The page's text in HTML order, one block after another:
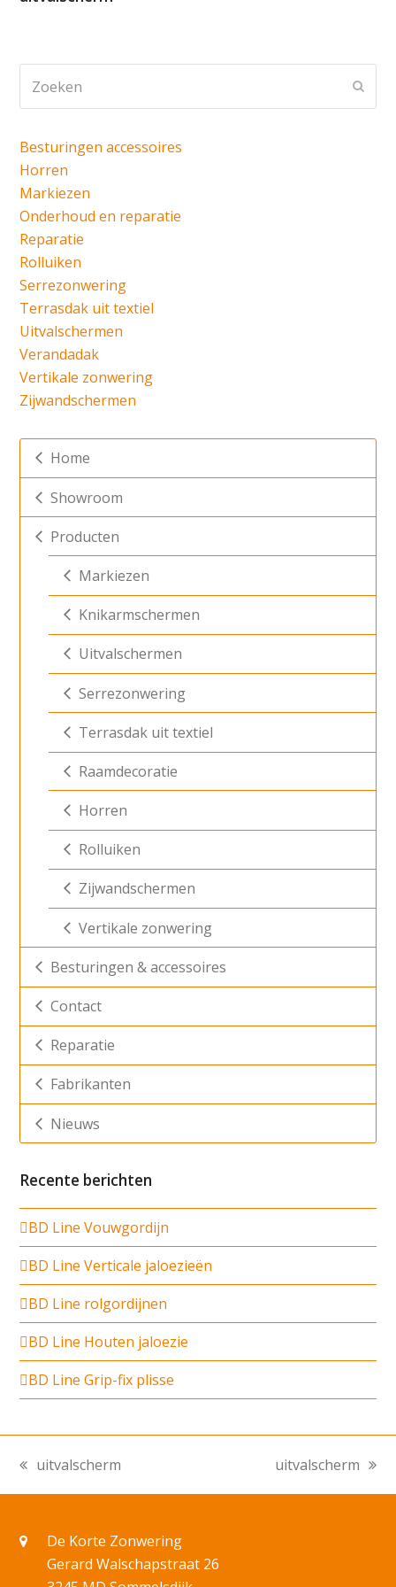
Besturingen accessoires
Horren
Markiezen
Onderhoud en reparatie
Reparatie
Rolluiken
Serrezonwering
Terrasdak uit textiel
Uitvalschermen
Verandadak
Vertikale zonwering
Zijwandschermen
Home
Showroom
Producten
Markiezen
Knikarmschermen
Uitvalschermen
Serrezonwering
Terrasdak uit textiel
Raamdecoratie
Horren
Rolluiken
Zijwandschermen
Vertikale zonwering
Besturingen & accessoires
Contact
Reparatie
Fabrikanten
Nieuws
Recente berichten
BD Line Vouwgordijn
BD Line Verticale jaloezieën
BD Line rolgordijnen
BD Line Houten jaloezie
BD Line Grip-fix plisse
previous
post:
uitvalscherm
next
post:
uitvalscherm
De Korte Zonwering
Gerard Walschapstraat 26